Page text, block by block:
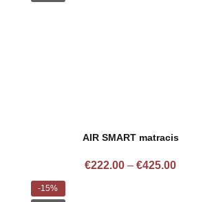
AIR SMART matracis
€222.00 – €425.00
-15%